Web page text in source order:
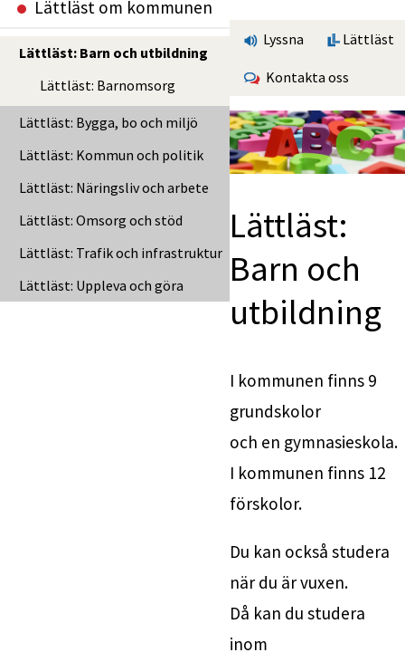
Lättläst om kommunen
Lättläst: Barn och utbildning
Lättläst: Barnomsorg
Lättläst: Bygga, bo och miljö
Lättläst: Kommun och politik
Lättläst: Näringsliv och arbete
Lättläst: Omsorg och stöd
Lättläst: Trafik och infrastruktur
Lättläst: Uppleva och göra
Lyssna Lättläst
Kontakta oss
Lättläst:
Barn och
utbildning
I kommunen finns 9
grundskolor
och en gymnasieskola.
I kommunen finns 12
förskolor.
Du kan också studera
när du är vuxen.
Då kan du studera
inom